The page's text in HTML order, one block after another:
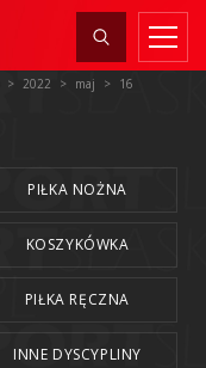
2022 maj 16
PIŁKA NOŻNA
KOSZYKÓWKA
PIŁKA RĘCZNA
INNE DYSCYPLINY